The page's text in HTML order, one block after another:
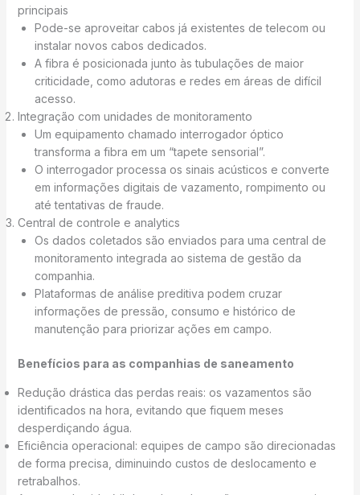
principais
Pode-se aproveitar cabos já existentes de telecom ou
instalar novos cabos dedicados.
A fibra é posicionada junto às tubulações de maior
criticidade, como adutoras e redes em áreas de difícil
acesso.
Integração com unidades de monitoramento
Um equipamento chamado interrogador óptico
transforma a fibra em um “tapete sensorial”.
O interrogador processa os sinais acústicos e converte
em informações digitais de vazamento, rompimento ou
até tentativas de fraude.
Central de controle e analytics
Os dados coletados são enviados para uma central de
monitoramento integrada ao sistema de gestão da
companhia.
Plataformas de análise preditiva podem cruzar
informações de pressão, consumo e histórico de
manutenção para priorizar ações em campo.
Benefícios para as companhias de saneamento
Redução drástica das perdas reais: os vazamentos são
identificados na hora, evitando que fiquem meses
desperdiçando água.
Eficiência operacional: equipes de campo são direcionadas
de forma precisa, diminuindo custos de deslocamento e
retrabalhos.